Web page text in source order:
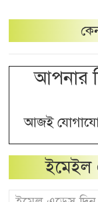
আপনার
আজই
ইমেইল